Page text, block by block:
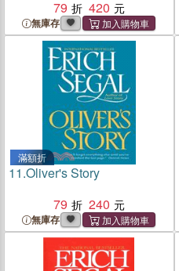
79
420
無庫存
滿額折
11.Oliver's Story
79
240
無庫存